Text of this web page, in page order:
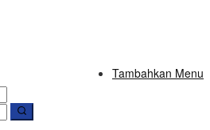
Tambahkan Menu